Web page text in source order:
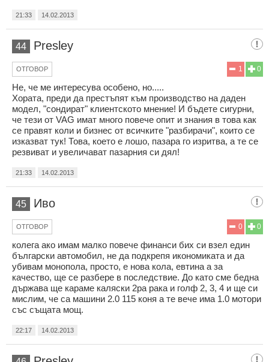
21:33 14.02.2013
44 Presley
0
1
ОТГОВОР
Не, че ме интересува особено, но.....
Хората, преди да престъпят към производство на даден
модел, "сондират" клиентското мнение! И бъдете сигурни,
че тези от VAG имат много повече опит и знания в това как
се правят коли и бизнес от всичките "разбирачи", които се
изказват тук! Това, което е лошо, пазара го изритва, а те се
резвиват и увеличават пазарния си дял!
21:33 14.02.2013
45 Иво
0
0
ОТГОВОР
колега ако имам малко повече финанси бих си взел един
български автомобил, не да подкрепя икономиката и да
убивам монопола, просто, е нова кола, евтина а за
качество, ще се разбере в последствие. До като сме бедна
държава ще караме каляски 2ра рака и голф 2, 3, 4 и ще си
мислим, че са машини 2.0 115 коня а те вече има 1.0 мотори
със същата мощ.
22:17 14.02.2013